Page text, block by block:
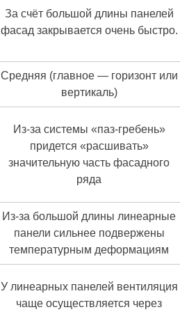
За счёт большой длины панелей
фасад закрывается очень быстро.
Средняя (главное — горизонт или
вертикаль)
Из-за системы «паз-гребень»
придется «расшивать»
значительную часть фасадного
ряда
Из-за большой длины линеарные
панели сильнее подвержены
температурным деформациям
У линеарных панелей вентиляция
чаще осуществляется через